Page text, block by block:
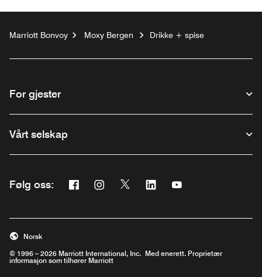
Marriott Bonvoy Moxy Bergen Drikke + spise
For gjester
Vårt selskap
Følg oss: Facebook
Åpner et nytt vindu
Instagram
Åpner et nytt vindu
Twitter
Åpner et nytt vindu
Linkedin
Åpner et nytt vindu
Åpner et nytt vindu
© 1996 – 2026 Marriott International, Inc. Med enerett. Proprietær
informasjon som tilhører Marriott
Norsk